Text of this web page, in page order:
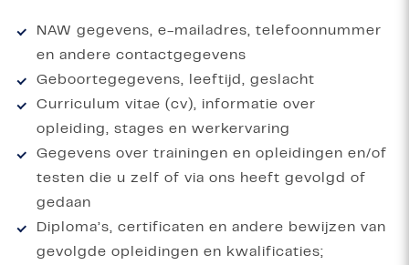
NAW gegevens, e-mailadres, telefoonnummer
en andere contactgegevens
Geboortegegevens, leeftijd, geslacht
Curriculum vitae (cv), informatie over
opleiding, stages en werkervaring
Gegevens over trainingen en opleidingen en/of
testen die u zelf of via ons heeft gevolgd of
gedaan
Diploma’s, certificaten en andere bewijzen van
gevolgde opleidingen en kwalificaties;